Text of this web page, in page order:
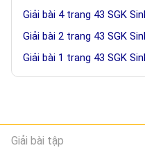
Giải bài 4 trang 43 SGK
Giải bài 2 trang 43 SGK
Giải bài 1 trang 43 SGK
Giải bài tập